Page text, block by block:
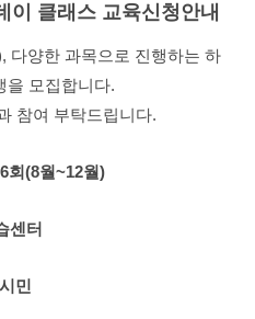
이 클래스 교육신청안내
다양한 과목으로 진행하는 하
을 모집합니다.
참여 부탁드립니다.
회(8월~12월)
센터
민